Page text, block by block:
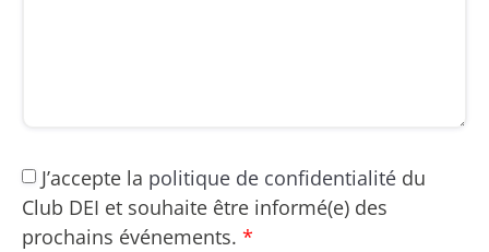
J’accepte la politique de confidentialité du
Club DEI et souhaite être informé(e) des
prochains événements. *